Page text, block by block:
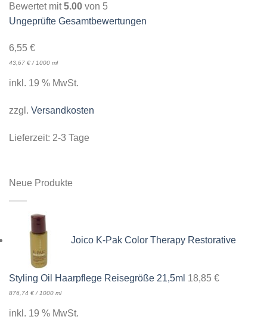
Bewertet mit5.00 von 5
Ungeprüfte Gesamtbewertungen
6,55 €
43,67 €/1000 ml
inkl. 19 % MwSt.
zzgl. Versandkosten
Lieferzeit: 2-3 Tage
Neue Produkte
Joico K-Pak Color Therapy Restorative
Styling Oil Haarpflege Reisegröße 21,5ml 18,85 €
876,74 € / 1000 ml
inkl. 19 % MwSt.